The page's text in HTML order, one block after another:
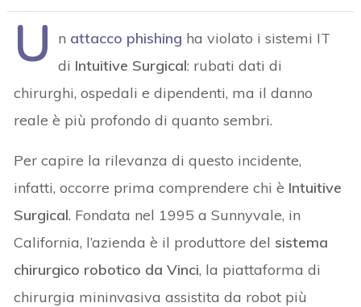
U n attacco phishing ha violato i sistemi IT
di Intuitive Surgical: rubati dati di
chirurghi, ospedali e dipendenti, ma il danno
reale è più profondo di quanto sembri.
Per capire la rilevanza di questo incidente,
infatti, occorre prima comprendere chi è Intuitive
Surgical. Fondata nel 1995 a Sunnyvale, in
California, l’azienda è il produttore del sistema
chirurgico robotico da Vinci, la piattaforma di
chirurgia mininvasiva assistita da robot più